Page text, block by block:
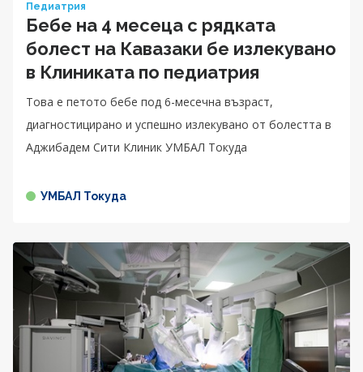
Педиатрия
Бебе на 4 месеца с рядката
болест на Кавазаки бе излекувано
в Клиниката по педиатрия
Tова е петото бебе под 6-месечна възраст,
диагностицирано и успешно излекувано от болестта в
Аджибадем Сити Клиник УМБАЛ Токуда
УМБАЛ Токуда